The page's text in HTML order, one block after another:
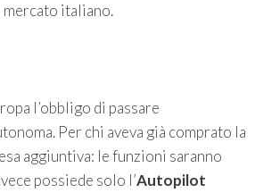
mercato italiano.
l’obbligo di passare
Per chi aveva già comprato la
aggiuntiva: le funzioni saranno
possiede solo l’Autopilot